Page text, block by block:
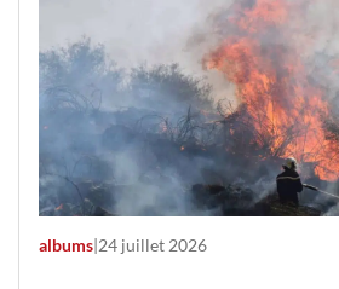
albums|24 juillet 2026